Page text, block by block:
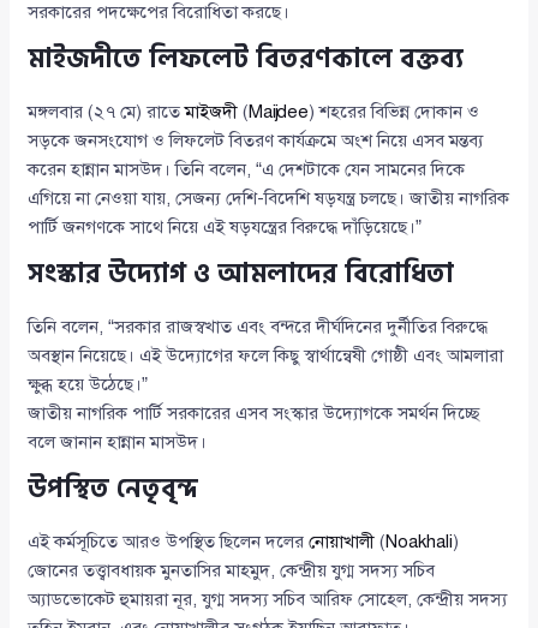
সরকারের পদক্ষেপের বিরোধিতা করছে।
মাইজদীতে লিফলেট বিতরণকালে বক্তব্য
মঙ্গলবার (২৭ মে) রাতেমাইজদী (Maijdee) শহরের বিভিন্ন দোকান ও
সড়কে জনসংযোগ ও লিফলেট বিতরণ কার্যক্রমে অংশ নিয়ে এসব মন্তব্য
করেন হান্নান মাসউদ। তিনি বলেন, “এ দেশটাকে যেন সামনের দিকে
এগিয়ে না নেওয়া যায়, সেজন্য দেশি-বিদেশি ষড়যন্ত্র চলছে। জাতীয় নাগরিক
পার্টি জনগণকে সাথে নিয়ে এই ষড়যন্ত্রের বিরুদ্ধে দাঁড়িয়েছে।”
সংস্কার উদ্যোগ ও আমলাদের বিরোধিতা
তিনি বলেন, “সরকার রাজস্বখাত এবং বন্দরে দীর্ঘদিনের দুর্নীতির বিরুদ্ধে
অবস্থান নিয়েছে। এই উদ্যোগের ফলে কিছু স্বার্থান্বেষী গোষ্ঠী এবং আমলারা
ক্ষুব্ধ হয়ে উঠেছে।”
জাতীয় নাগরিক পার্টি সরকারের এসব সংস্কার উদ্যোগকে সমর্থন দিচ্ছে
বলে জানান হান্নান মাসউদ।
উপস্থিত নেতৃবৃন্দ
এই কর্মসূচিতে আরও উপস্থিত ছিলেন দলেরনোয়াখালী (Noakhali)
জোনের তত্ত্বাবধায়ক মুনতাসির মাহমুদ, কেন্দ্রীয় যুগ্ম সদস্য সচিব
অ্যাডভোকেট হুমায়রা নূর, যুগ্ম সদস্য সচিব আরিফ সোহেল, কেন্দ্রীয় সদস্য